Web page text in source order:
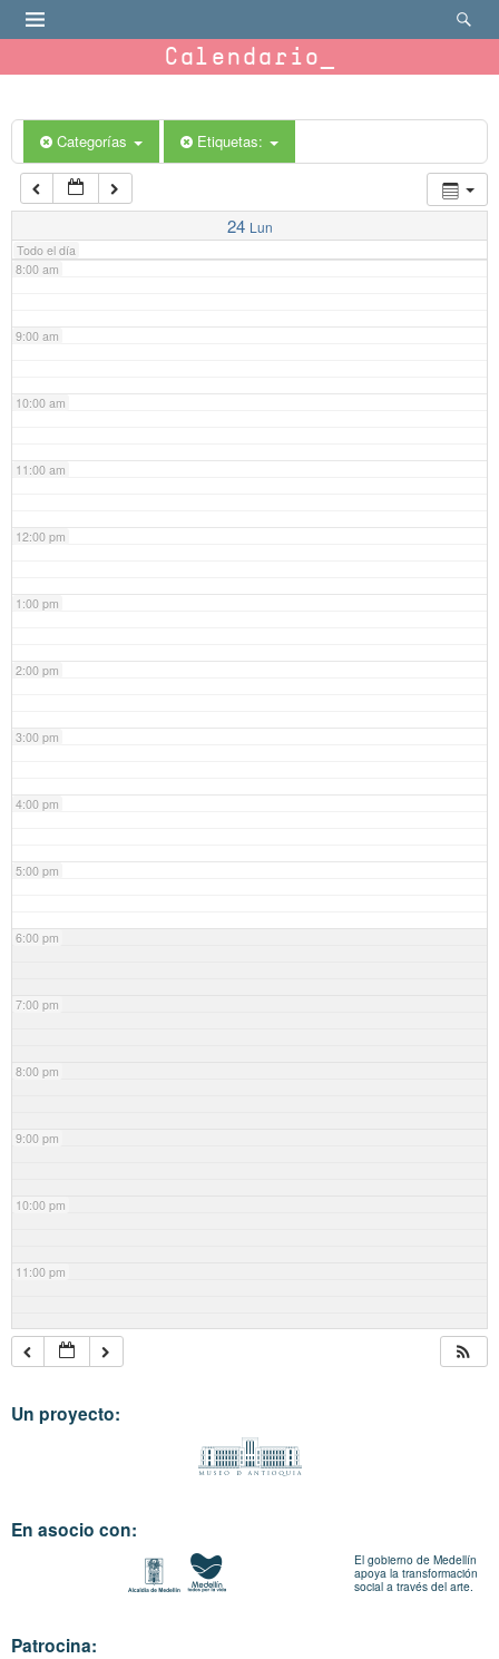
Calendario
Categorías Etiquetas:
24 Lun
Todo el día
6:00 am
7:00 am
8:00 am
9:00 am
10:00 am
11:00 am
12:00 pm
1:00 pm
2:00 pm
3:00 pm
4:00 pm
5:00 pm
6:00 pm
7:00 pm
8:00 pm
9:00 pm
10:00 pm
11:00 pm
Un proyecto:
En asocio con:
El gobierno de Medellín
apoya la transformación
social a través del arte.
Patrocina: